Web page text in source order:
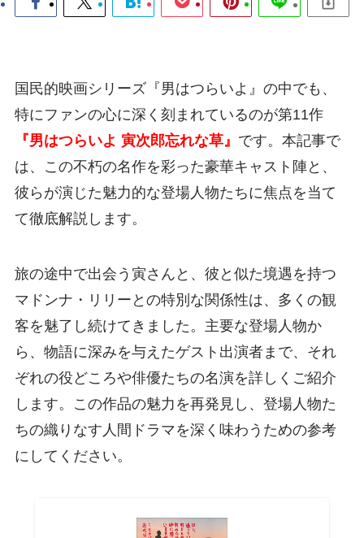
国民的映画シリーズ『男はつらいよ』の中でも、
特にファンの心に深く刻まれているのが第11作
『男はつらいよ 寅次郎忘れな草』 です。本記事で
は、この不朽の名作を彩った豪華キャスト陣と、
彼らが演じた魅力的な登場人物たちに焦点を当て
て徹底解説します。
旅の途中で出会う寅さんと、彼と似た境遇を持つ
マドンナ・リリーとの特別な関係性は、多くの観
客を魅了し続けてきました。主要な登場人物か
ら、物語に深みを与えたゲスト出演者まで、それ
ぞれの役どころや俳優たちの名演を詳しくご紹介
します。この作品の魅力を再発見し、登場人物た
ちの織りなす人間ドラマを深く味わうための参考
にしてください。